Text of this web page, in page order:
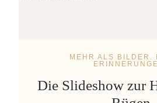
MEHR ALS BILDER.
Die Slideshow zur